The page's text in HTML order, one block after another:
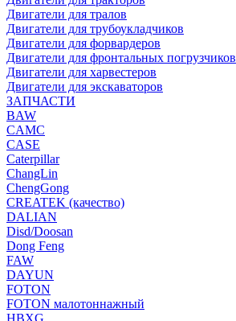
Двигатели для тралов
Двигатели для трубоукладчиков
Двигатели для форвардеров
Двигатели для фронтальных погрузчиков
Двигатели для харвестеров
Двигатели для экскаваторов
ЗАПЧАСТИ
BAW
CAMC
CASE
Caterpillar
ChangLin
ChengGong
CREATEK (качество)
DALIAN
Disd/Doosan
Dong Feng
FAW
DAYUN
FOTON
FOTON малотоннажный
HBXG